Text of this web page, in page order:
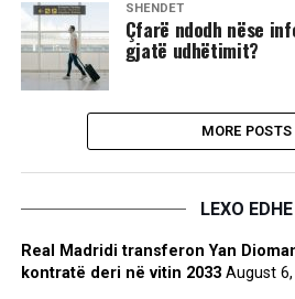
SHËNDET
Çfarë ndodh nëse
gjatë udhëtimit?
MORE POSTS
LEXO EDHE
Real Madridi transferon Yan
kontratë deri në vitin 2033 August